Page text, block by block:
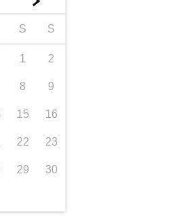
S S
1 2
8 9
15 16
22 23
29 30